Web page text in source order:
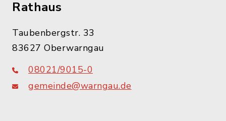
Rathaus
Taubenbergstr. 33
83627 Oberwarngau
08021/9015-0
gemeinde@warngau.de